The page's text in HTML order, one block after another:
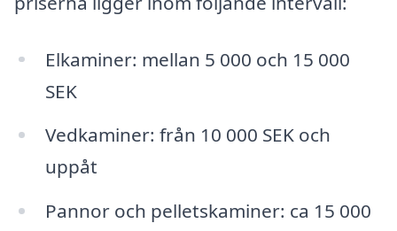
Elkaminer: mellan 5 000 och 15 000
SEK
Vedkaminer: från 10 000 SEK och
uppåt
Pannor och pelletskaminer: ca 15 000